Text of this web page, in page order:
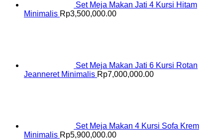
Set Meja Makan Jati 4 Kursi Hitam
Minimalis Rp3,500,000.00
Set Meja Makan Jati 6 Kursi Rotan
Jeanneret Minimalis Rp7,000,000.00
Set Meja Makan 4 Kursi Sofa Krem
Minimalis Rp5,900,000.00